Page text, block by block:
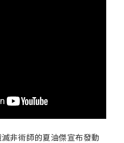
非術師的夏油傑宣布發動